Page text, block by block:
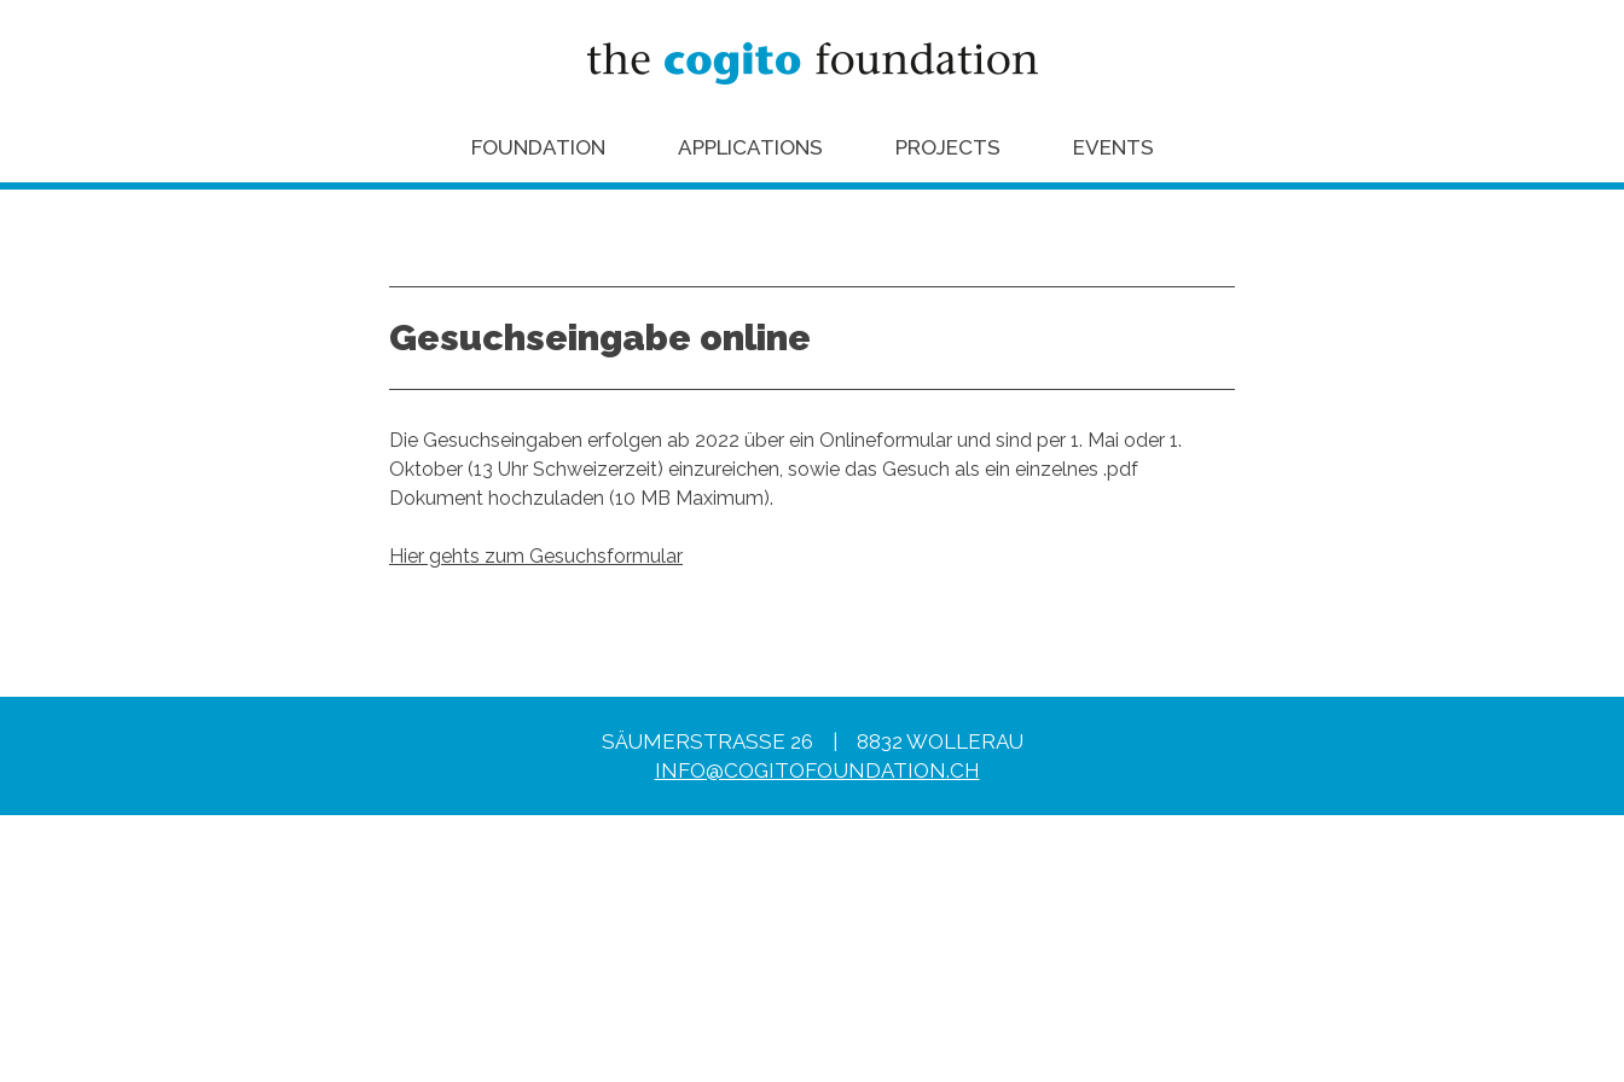
FOUNDATION APPLICATIONS PROJECTS EVENTS
Gesuchseingabe online
Die Gesuchseingaben erfolgen ab 2022 über ein Onlineformular und sind per 1. Mai oder 1.
Oktober (13 Uhr Schweizerzeit) einzureichen, sowie das Gesuch als ein einzelnes .pdf
Dokument hochzuladen (10 MB Maximum).
Hier gehts zum Gesuchsformular
SÄUMERSTRASSE 26 | 8832 WOLLERAU
INFO@COGITOFOUNDATION.CH